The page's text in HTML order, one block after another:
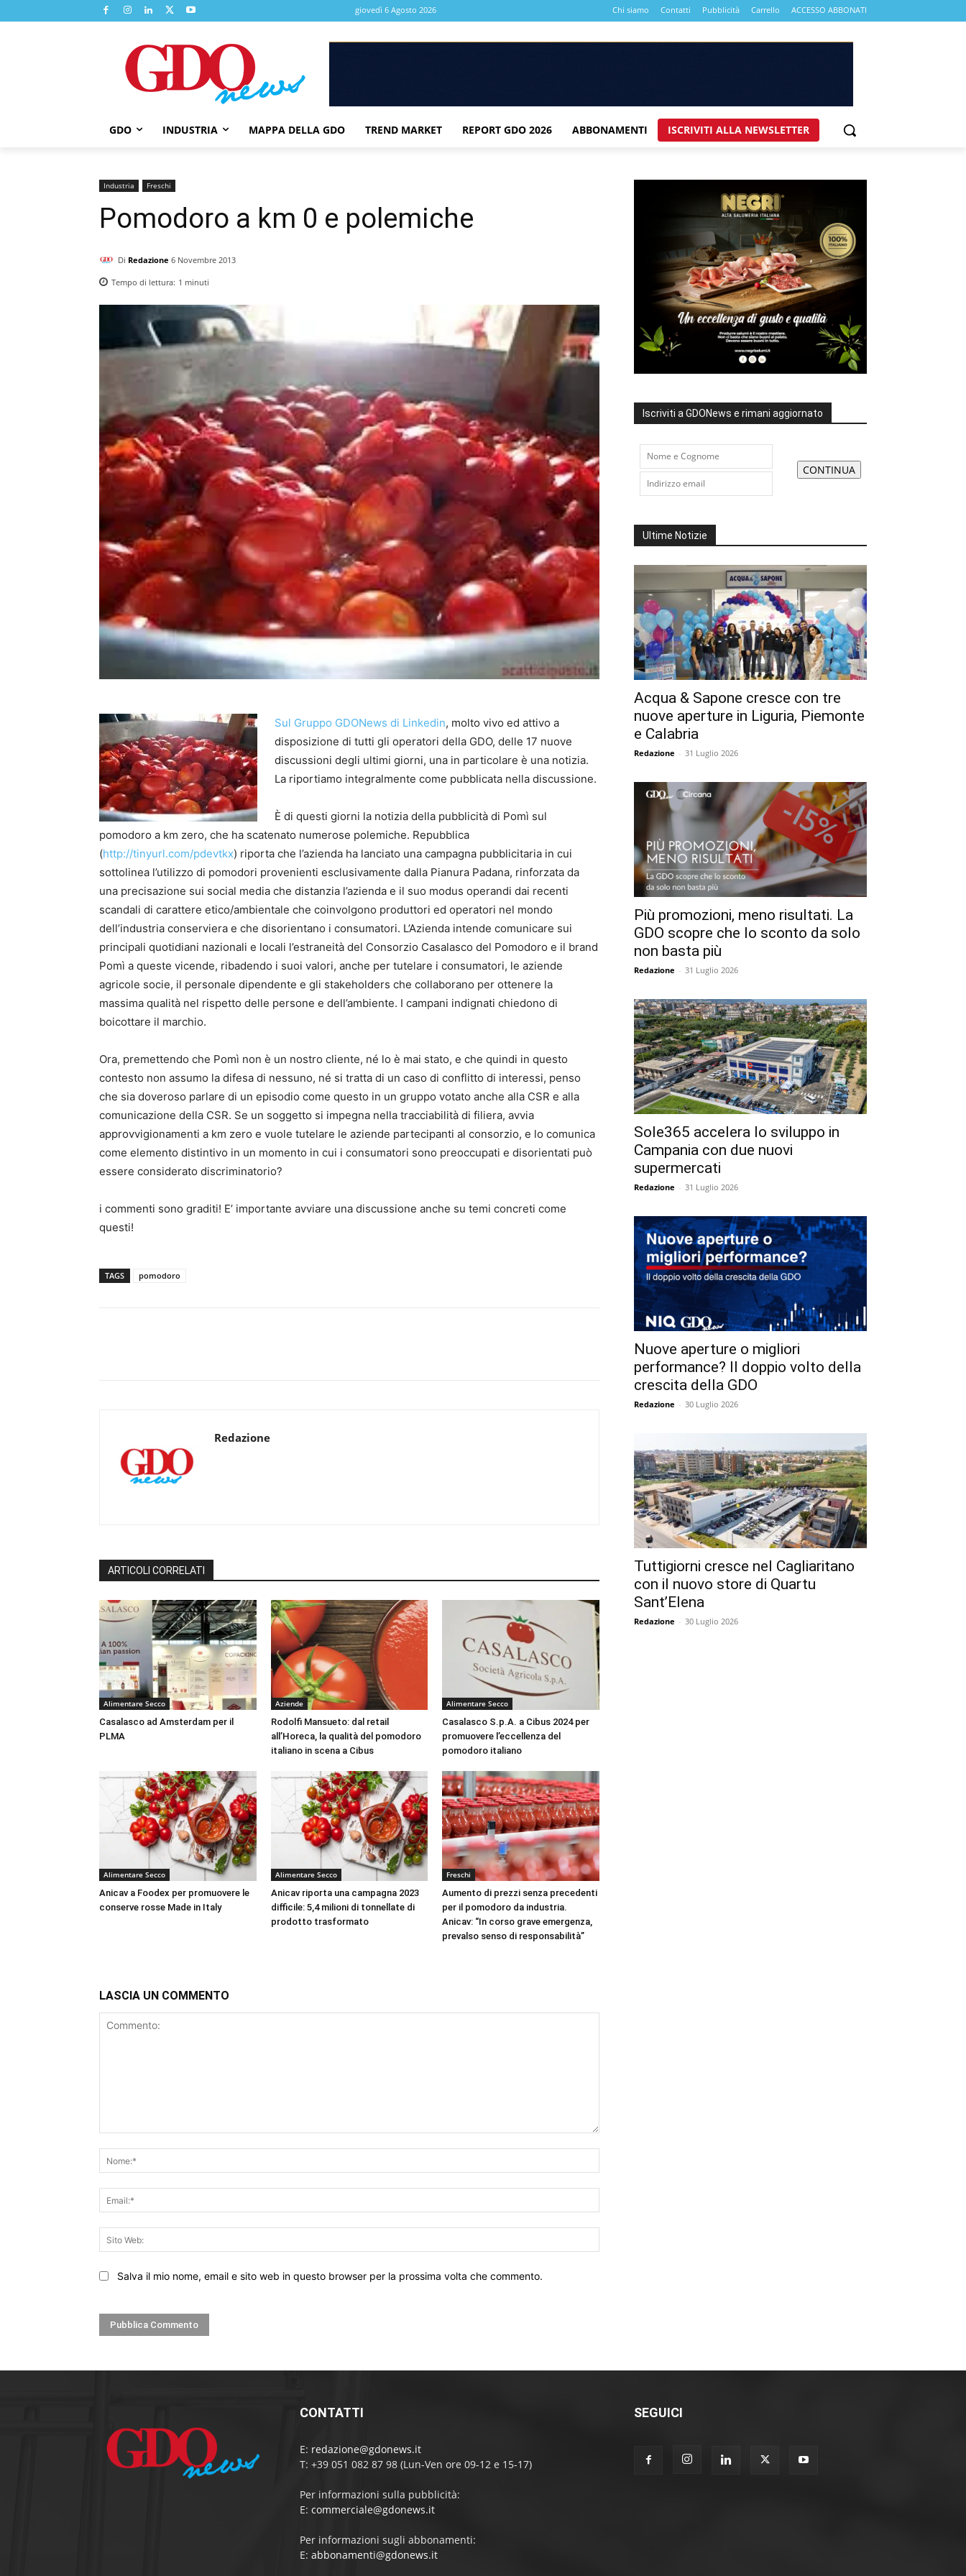
giovedì 6 Agosto 2026 Chi siamo Contatti Pubblicità Carrello ACCESSO ABBONATI
GDO INDUSTRIA MAPPA DELLA GDO TREND MARKET REPORT GDO 2026 ABBONAMENTI ISCRIVITI ALLA NEWSLETTER
Industria Freschi
Pomodoro a km 0 e polemiche
Di Redazione 6 Novembre 2013
Tempo di lettura: 1 minuti
Sul Gruppo GDONews di Linkedin, molto vivo ed attivo a
disposizione di tutti gli operatori della GDO, delle 17 nuove
discussioni degli ultimi giorni, una in particolare è una notizia.
La riportiamo integralmente come pubblicata nella discussione.
È di questi giorni la notizia della pubblicità di Pomì sul
pomodoro a km zero, che ha scatenato numerose polemiche. Repubblica
(http://tinyurl.com/pdevtkx) riporta che l’azienda ha lanciato una campagna pubblicitaria in cui
sottolinea l’utilizzo di pomodori provenienti esclusivamente dalla Pianura Padana, rinforzata da
una precisazione sui social media che distanzia l’azienda e il suo modus operandi dai recenti
scandali di carattere etico/ambientale che coinvolgono produttori ed operatori nel mondo
dell’industria conserviera e che disorientano i consumatori. L’Azienda intende comunicare sui
principali quotidiani nazionali e locali l’estraneità del Consorzio Casalasco del Pomodoro e il brand
Pomì a queste vicende, ribadendo i suoi valori, anche per tutelare i consumatori, le aziende
agricole socie, il personale dipendente e gli stakeholders che collaborano per ottenere la
massima qualità nel rispetto delle persone e dell’ambiente. I campani indignati chiedono di
boicottare il marchio.
Ora, premettendo che Pomì non è un nostro cliente, né lo è mai stato, e che quindi in questo
contesto non assumo la difesa di nessuno, né si tratta di un caso di conflitto di interessi, penso
che sia doveroso parlare di un episodio come questo in un gruppo votato anche alla CSR e alla
comunicazione della CSR. Se un soggetto si impegna nella tracciabilità di filiera, avvia
approvvigionamenti a km zero e vuole tutelare le aziende partecipanti al consorzio, e lo comunica
come elemento distintivo in un momento in cui i consumatori sono preoccupati e disorientati può
essere considerato discriminatorio?
i commenti sono graditi! E’ importante avviare una discussione anche su temi concreti come
questi!
TAGS pomodoro
Redazione
ARTICOLI CORRELATI
Alimentare Secco
Casalasco ad Amsterdam per il
PLMA
Aziende
Rodolfi Mansueto: dal retail
all’Horeca, la qualità del pomodoro
italiano in scena a Cibus
Alimentare Secco
Casalasco S.p.A. a Cibus 2024 per
promuovere l’eccellenza del
pomodoro italiano
Alimentare Secco
Anicav a Foodex per promuovere le
conserve rosse Made in Italy
Alimentare Secco
Anicav riporta una campagna 2023
difficile: 5,4 milioni di tonnellate di
prodotto trasformato
Freschi
Aumento di prezzi senza precedenti
per il pomodoro da industria.
Anicav: “In corso grave emergenza,
prevalso senso di responsabilità”
LASCIA UN COMMENTO
Web:
Salva il mio nome, email e sito web in questo browser per la prossima volta che commento.
Iscriviti a GDONews e rimani aggiornato
Ultime Notizie
Acqua & Sapone cresce con tre
nuove aperture in Liguria, Piemonte
e Calabria
Redazione - 31 Luglio 2026
Più promozioni, meno risultati. La
GDO scopre che lo sconto da solo
non basta più
Redazione - 31 Luglio 2026
Sole365 accelera lo sviluppo in
Campania con due nuovi
supermercati
Redazione - 31 Luglio 2026
Nuove aperture o migliori
performance? Il doppio volto della
crescita della GDO
Redazione - 30 Luglio 2026
Tuttigiorni cresce nel Cagliaritano
con il nuovo store di Quartu
Sant’Elena
Redazione - 30 Luglio 2026
CONTATTI
E: redazione@gdonews.it
T: +39 051 082 87 98 (Lun-Ven ore 09-12 e 15-17)
Per informazioni sulla pubblicità:
E: commerciale@gdonews.it
Per informazioni sugli abbonamenti:
E: abbonamenti@gdonews.it
SEGUICI